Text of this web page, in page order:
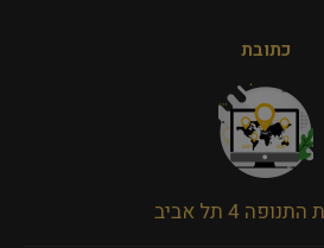
כתובת
4 תל אביב